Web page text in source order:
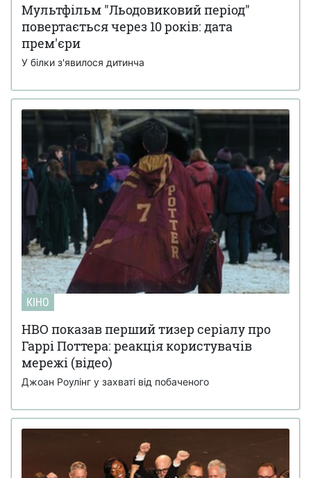
Мультфільм "Льодовиковий період"
повертається через 10 років: дата
прем'єри
У білки з'явилося дитинча
КІНО
HBO показав перший тизер серіалу про
Гаррі Поттера: реакція користувачів
мережі (відео)
Джоан Роулінг у захваті від побаченого